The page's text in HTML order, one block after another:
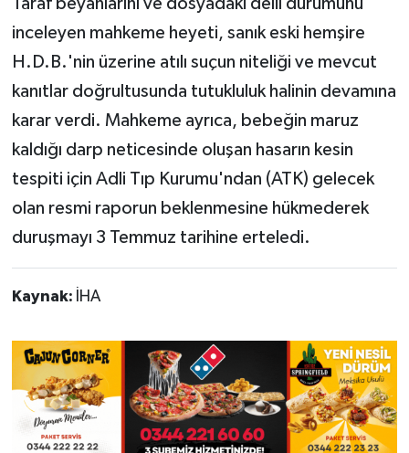
Taraf beyanlarını ve dosyadaki delil durumunu
inceleyen mahkeme heyeti, sanık eski hemşire
H.D.B.'nin üzerine atılı suçun niteliği ve mevcut
kanıtlar doğrultusunda tutukluluk halinin devamına
karar verdi. Mahkeme ayrıca, bebeğin maruz
kaldığı darp neticesinde oluşan hasarın kesin
tespiti için Adli Tıp Kurumu'ndan (ATK) gelecek
olan resmi raporun beklenmesine hükmederek
duruşmayı 3 Temmuz tarihine erteledi.
Kaynak: İHA